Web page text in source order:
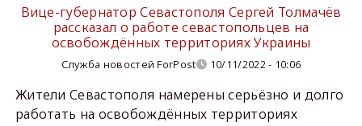
Вице-губернатор Севастополя Сергей Толмачёв
рассказал о работе севастопольцев на
освобождённых территориях Украины
Служба новостей ForPost 10/11/2022 - 10:06
Жители Севастополя намерены серьёзно и долго
работать на освобождённых территориях